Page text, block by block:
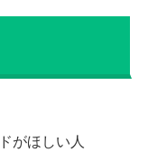
がほしい人